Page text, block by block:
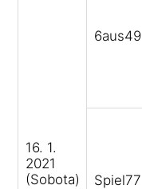
16. 1.
2021
(Sobota)
6aus49
Spiel77